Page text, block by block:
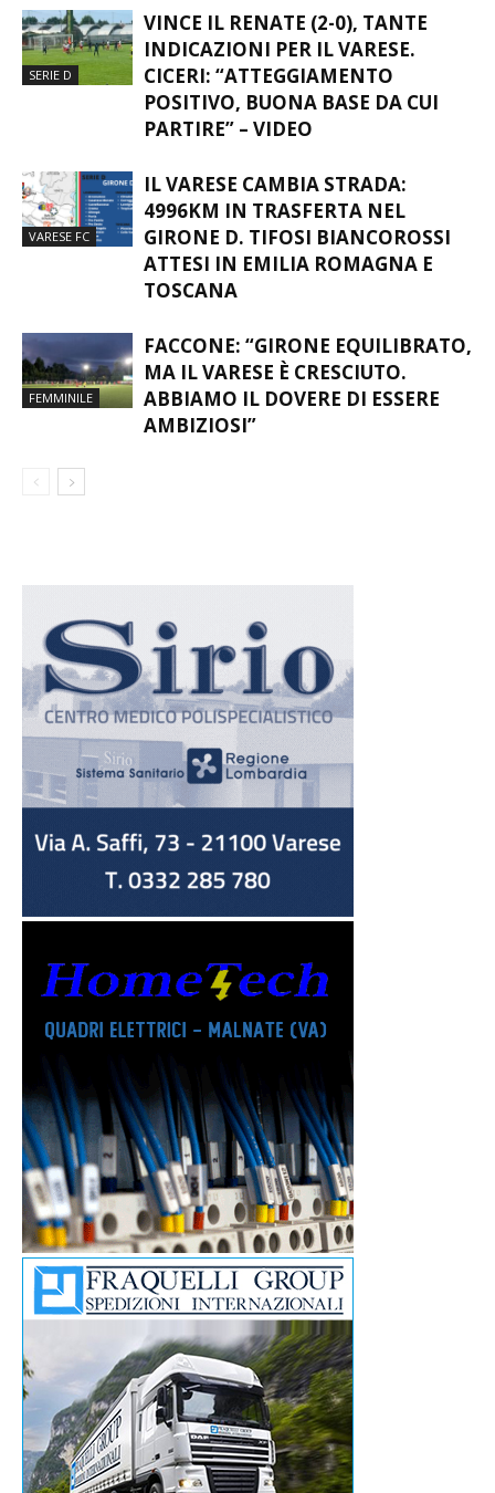
SERIE D
VINCE IL RENATE (2-0), TANTE
INDICAZIONI PER IL VARESE.
CICERI: “ATTEGGIAMENTO
POSITIVO, BUONA BASE DA CUI
PARTIRE” – VIDEO
VARESE FC
IL VARESE CAMBIA STRADA:
4996KM IN TRASFERTA NEL
GIRONE D. TIFOSI BIANCOROSSI
ATTESI IN EMILIA ROMAGNA E
TOSCANA
FEMMINILE
FACCONE: “GIRONE EQUILIBRATO,
MA IL VARESE È CRESCIUTO.
ABBIAMO IL DOVERE DI ESSERE
AMBIZIOSI”